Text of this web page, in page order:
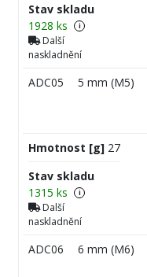
Stav skladu
1928 ks
i
Další
naskladnění
ADC05 5 mm (M5)
Hmotnost [g] 27
Stav skladu
1315 ks
i
Další
naskladnění
ADC06 6 mm (M6)